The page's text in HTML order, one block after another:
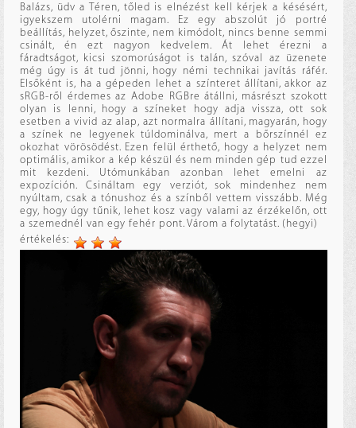
Balázs, üdv a Téren, tőled is elnézést kell kérjek a késésért,
igyekszem utolérni magam. Ez egy abszolút jó portré
beállítás, helyzet, őszinte, nem kimódolt, nincs benne semmi
csinált, én ezt nagyon kedvelem. Át lehet érezni a
fáradtságot, kicsi szomorúságot is talán, szóval az üzenete
még úgy is át tud jönni, hogy némi technikai javítás ráfér.
Elsőként is, ha a gépeden lehet a színteret állítani, akkor az
sRGB-ről érdemes az Adobe RGBre átállni, másrészt szokott
olyan is lenni, hogy a színeket hogy adja vissza, ott sok
esetben a vivid az alap, azt normalra állítani, magyarán, hogy
a színek ne legyenek túldominálva, mert a bőrszínnél ez
okozhat vörösödést. Ezen felül érthető, hogy a helyzet nem
optimális, amikor a kép készül és nem minden gép tud ezzel
mit kezdeni. Utómunkában azonban lehet emelni az
expozíción. Csináltam egy verziót, sok mindenhez nem
nyúltam, csak a tónushoz és a színből vettem visszább. Még
egy, hogy úgy tűnik, lehet kosz vagy valami az érzékelőn, ott
a szemednél van egy fehér pont. Várom a folytatást. (hegyi)
értékelés: